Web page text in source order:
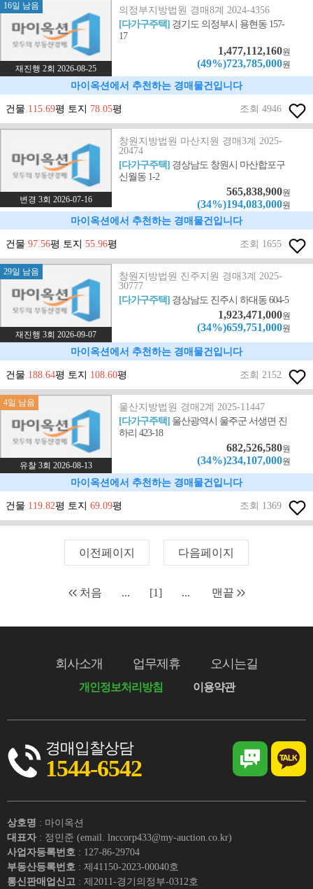
16일 남음
재진행 2회 2026-08-25
의정부지방법원 경매8계 2024-4356
[다가구주택] 경기도 의정부시 용현동 157-
17
1,477,112,160원
(49%)723,785,000원
마이옥션에서 추천하는 경매물건입니다
건물 115.69평 토지 78.05평 조회 4946
변경 3회 2026-07-16
창원지방법원 마산지원 경매3계 2025-
20474
[다가구주택] 경상남도 창원시 마산합포구
신월동 1-2
565,838,900원
(34%)194,083,000원
마이옥션에서 추천하는 경매물건입니다
건물 97.56평 토지 55.96평 조회 1655
29일 남음
재진행 3회 2026-09-07
창원지방법원 진주지원 경매3계 2025-
30777
[다가구주택] 경상남도 진주시 하대동 604-5
1,923,471,000원
(34%)659,751,000원
마이옥션에서 추천하는 경매물건입니다
건물 188.64평 토지 108.60평 조회 2152
4일 남음
유찰 3회 2026-08-13
울산지방법원 경매2계 2025-11447
[다가구주택] 울산광역시 울주군 서생면 진
하리 423-18
682,526,580원
(34%)234,107,000원
마이옥션에서 추천하는 경매물건입니다
건물 119.82평 토지 69.09평 조회 1369
이전페이지 다음페이지
처음 ... [1] ... 맨끝
회사소개 업무제휴 오시는길
개인정보처리방침 이용약관
경매입찰상담
1544-6542
상호명 : 마이옥션
대표자 : 정민준 (email. lnccorp433@my-auction.co.kr)
사업자등록번호 : 127-86-29704
부동산등록번호 : 제41150-2023-00040호
통신판매업신고 : 제2011-경기의정부-0312호